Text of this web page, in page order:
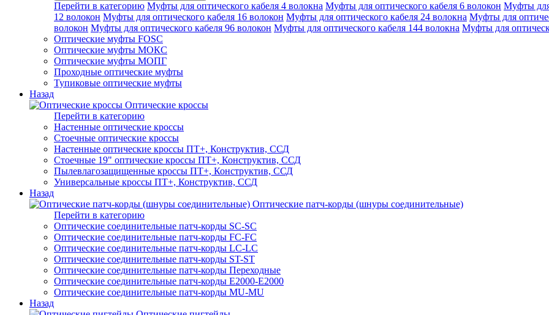
Перейти в категорию Муфты для оптического кабеля 4 волокна Муфты для оптического кабеля 6 волокон Муфты для
12 волокон Муфты для оптического кабеля 16 волокон Муфты для оптического кабеля 24 волокна Муфты для
волокон Муфты для оптического кабеля 96 волокон Муфты для оптического кабеля 144 волокна Муфты для
Оптические муфты FOSC
Оптические муфты МОКС
Оптические муфты МОПГ
Проходные оптические муфты
Тупиковые оптические муфты
Назад
Оптические кроссы
Перейти в категорию
Настенные оптические кроссы
Стоечные оптические кроссы
Настенные оптические кроссы ПТ+, Конструктив, ССД
Стоечные 19" оптические кроссы ПТ+, Конструктив, ССД
Пылевлагозащищенные кроссы ПТ+, Конструктив, ССД
Универсальные кроссы ПТ+, Конструктив, ССД
Назад
Оптические патч-корды (шнуры соединительные)
Перейти в категорию
Оптические соединительные патч-корды SC-SC
Оптические соединительные патч-корды FC-FC
Оптические соединительные патч-корды LC-LC
Оптические соединительные патч-корды ST-ST
Оптические соединительные патч-корды Переходные
Оптические соединительные патч-корды E2000-E2000
Оптические соединительные патч-корды MU-MU
Назад